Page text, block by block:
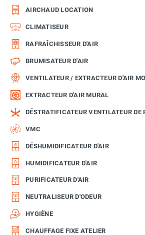
AIRCHAUD LOCATION
CLIMATISEUR
RAFRAÎCHISSEUR D'AIR
BRUMISATEUR D'AIR
VENTILATEUR / EXTRACTEUR D'AIR
EXTRACTEUR D'AIR MURAL
DÉSTRATIFICATEUR VENTILATEUR DE
VMC
DÉSHUMIDIFICATEUR D'AIR
HUMIDIFICATEUR D'AIR
PURIFICATEUR D'AIR
NEUTRALISEUR D'ODEUR
HYGIÈNE
CHAUFFAGE FIXE ATELIER